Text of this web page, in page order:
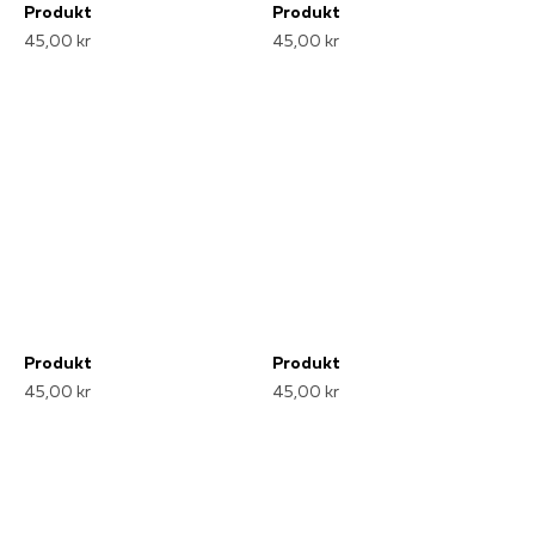
Produkt
45,00 kr
Produkt
45,00 kr
Produkt
45,00 kr
Produkt
45,00 kr